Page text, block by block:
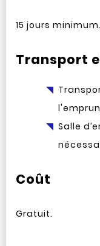
15 jours minimum.
Transport
Salle
Coût
Gratuit.